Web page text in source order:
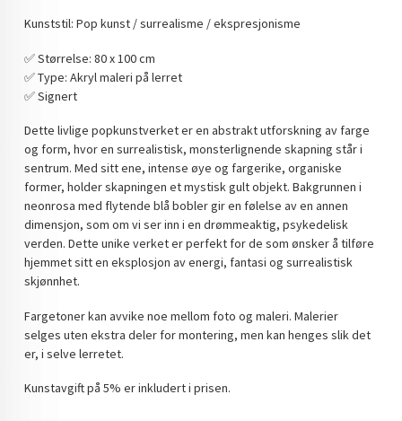
DOPAMIN DECOR NORGE
DOPAMIN DECOR NORGE
Kunststil: Pop kunst / surrealisme / ekspresjonisme
✅️ Størrelse: 80 x 100 cm
✅️ Type: Akryl maleri på lerret
✅️ Signert
Dette livlige popkunstverket er en abstrakt utforskning av farge
og form, hvor en surrealistisk, monsterlignende skapning står i
sentrum. Med sitt ene, intense øye og fargerike, organiske
former, holder skapningen et mystisk gult objekt. Bakgrunnen i
neonrosa med flytende blå bobler gir en følelse av en annen
dimensjon, som om vi ser inn i en drømmeaktig, psykedelisk
verden. Dette unike verket er perfekt for de som ønsker å tilføre
hjemmet sitt en eksplosjon av energi, fantasi og surrealistisk
skjønnhet.
Fargetoner kan avvike noe mellom foto og maleri. Malerier
selges uten ekstra deler for montering, men kan henges slik det
er, i selve lerretet.
Kunstavgift på 5% er inkludert i prisen.